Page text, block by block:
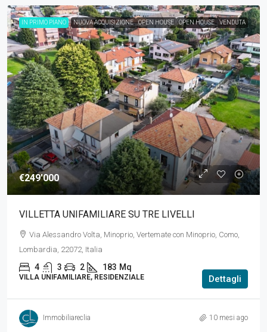
IN PRIMO PIANO NUOVA ACQUISIZIONE OPEN HOUSE OPEN HOUSE VENDUTA
€249'000
VILLETTA UNIFAMILIARE SU TRE LIVELLI
Via Alessandro Volta, Minoprio, Vertemate con Minoprio, Como,
Lombardia, 22072, Italia
4 3 2 183 Mq
VILLA UNIFAMILIARE, RESIDENZIALE Dettagli
Immobiliareclia 10 mesi ago